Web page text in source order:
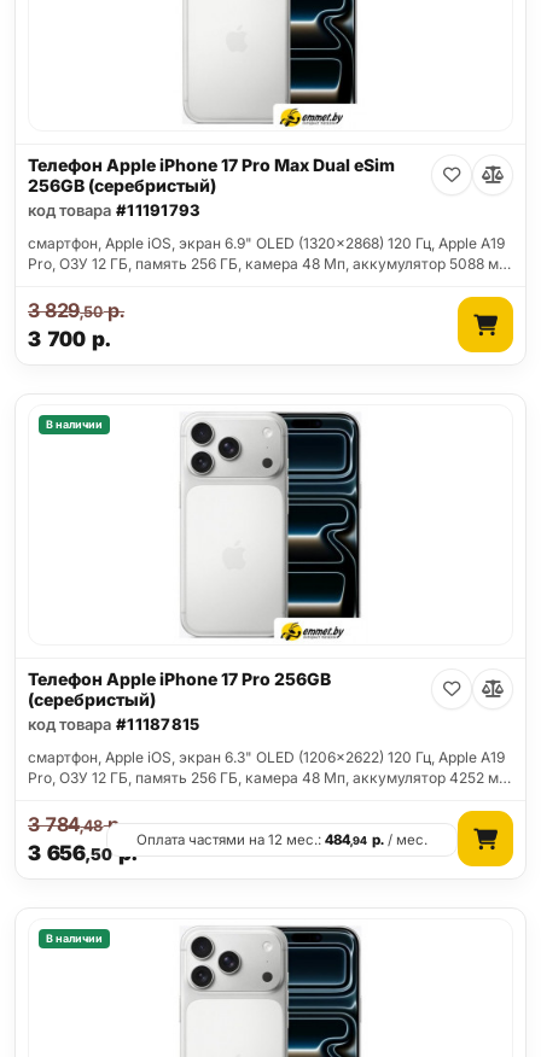
Телефон Apple iPhone 17 Pro Max Dual eSim
256GB (серебристый)
код товара #11191793
смартфон, Apple iOS, экран 6.9" OLED (1320x2868) 120 Гц, Apple A19
Pro, ОЗУ 12 ГБ, память 256 ГБ, камера 48 Мп, аккумулятор 5088 м…
3 700 р.
3 829,50р.
В наличии
Телефон Apple iPhone 17 Pro 256GB
(серебристый)
код товара #11187815
смартфон, Apple iOS, экран 6.3" OLED (1206x2622) 120 Гц, Apple A19
Pro, ОЗУ 12 ГБ, память 256 ГБ, камера 48 Мп, аккумулятор 4252 м…
3 656,50 р.
3 784,48р.
Оплата частями на 12 мес.:484,94 р./ мес.
В наличии